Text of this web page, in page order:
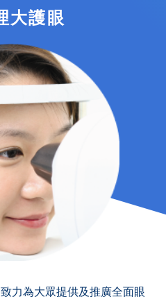
大護眼
力為大眾提供及推廣全面眼